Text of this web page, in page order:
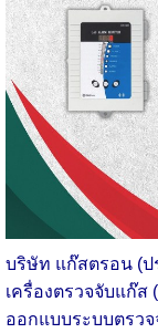
บริษัท แก๊สตรอน (ป
เครื่องตรวจจับแก๊ส
ออกแบบระบบตรวจ